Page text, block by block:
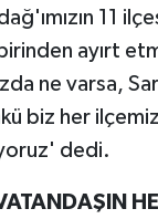
11
ayırt
ne varsa,
biz her
dedi.